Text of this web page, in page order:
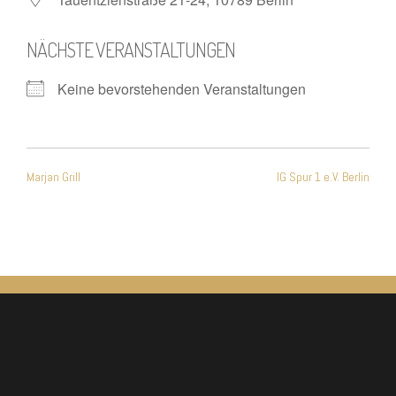
NÄCHSTE VERANSTALTUNGEN
Keine bevorstehenden Veranstaltungen
Marjan Grill IG Spur 1 e.V. Berlin